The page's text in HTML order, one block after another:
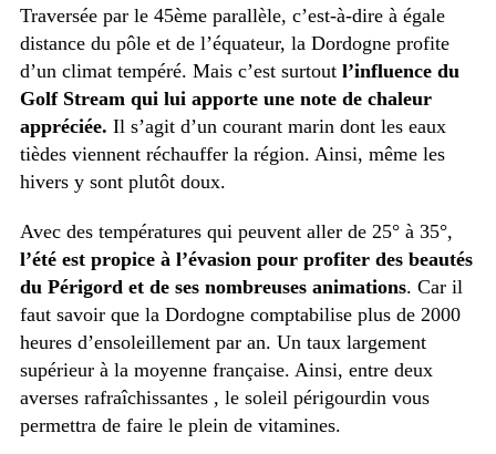
Traversée par le 45ème parallèle, c’est-à-dire à égale
distance du pôle et de l’équateur, la Dordogne profite
d’un climat tempéré. Mais c’est surtout l’influence du
Golf Stream qui lui apporte une note de chaleur
appréciée. Il s’agit d’un courant marin dont les eaux
tièdes viennent réchauffer la région. Ainsi, même les
hivers y sont plutôt doux.
Avec des températures qui peuvent aller de 25° à 35°,
l’été est propice à l’évasion pour profiter des beautés
du Périgord et de ses nombreuses animations. Car il
faut savoir que la Dordogne comptabilise plus de 2000
heures d’ensoleillement par an. Un taux largement
supérieur à la moyenne française. Ainsi, entre deux
averses rafraîchissantes , le soleil périgourdin vous
permettra de faire le plein de vitamines.